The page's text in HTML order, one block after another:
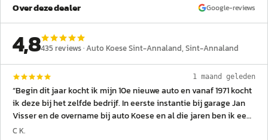
Over deze dealer Google-reviews
4,8435 reviews ·Auto Koese Sint-Annaland, Sint-Annaland
1 maand geleden
“Begin dit jaar kocht ik mijn 10e nieuwe auto en vanaf 1971 kocht
ik deze bij het zelfde bedrijf. In eerste instantie bij garage Jan
Visser en de overname bij auto Koese en al die jaren ben ik een
zeer tevreden klant. Eerst deed ik mijn aan kopen via Jan Visser,
C K.